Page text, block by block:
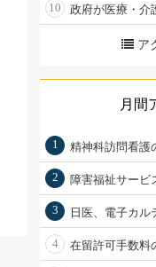
10 政府が医療・介
ア
月間
1 精神科訪問看護
2 障害福祉サービ
3 日医、電子カル
4 在留許可手数料